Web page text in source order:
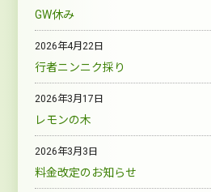
GW休み
2026年4月22日
行者ニンニク採り
2026年3月17日
レモンの木
2026年3月3日
料金改定のお知らせ